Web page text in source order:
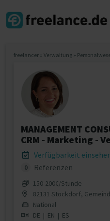
freelancer » Verwaltung »
MANAGEMENT
CRM - Marketing -
Verfügbarkeit
0 Referenzen
150‐200€/Stunde
82131 Stockdorf,
National
DE | EN | ES